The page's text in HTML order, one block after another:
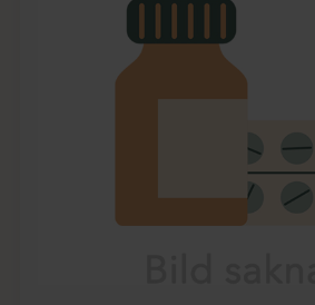
Lista: . Innehåller 1 objekt.